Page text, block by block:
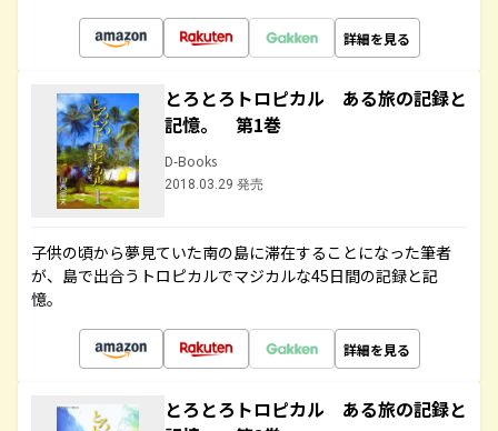
詳細を見る
とろとろトロピカル ある旅の記録と
記憶。 第1巻
D-Books
2018.03.29 発売
子供の頃から夢見ていた南の島に滞在することになった筆者
が、島で出合うトロピカルでマジカルな45日間の記録と記
憶。
詳細を見る
とろとろトロピカル ある旅の記録と